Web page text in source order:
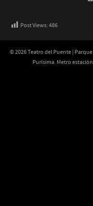
Post Views:486
© 2026 Teatro del Puente |
Purísima. Metro